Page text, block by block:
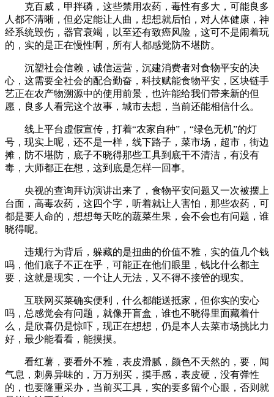
克百威，甲拌磷，这些禁用农药，毒性有多大，可能良多
人都不清晰，但必定能让人曲，想想就后怕，对人体健康，神
经系统毁伤，器官衰竭，以至还有致癌风险，这可不是闹着玩
的，实的是正在慢性啊，所有人都感觉防不堪防。
沉塑社会信赖，诚信运营，沉建消费者对食物平安的决
心，这需要全社会的配合勤奋，科技赋能食物平安，区块链手
艺正在农产物溯源中的使用前景，也许能给我们带来新的但
愿，良多人看完这个故事，城市去想，当前还能相信什么。
线上平台虚假宣传，打着“农家自种”，“绿色无机”的灯
号，现实上呢，还不是一样，线下路子，菜市场，超市，街边
摊，防不堪防，底子不晓得那些工具到底干不清洁，有没有
毒，大师都正在想，这到底是怎样一回事。
央视的查询拜访演讲出来了，食物平安问题又一次被摆上
台面，高毒农药，这四个字，听着就让人害怕，那些农药，可
都是要人命的，想想每天吃的蔬菜生果，会不会也有问题，谁
晓得呢。
违规行为背后，躲藏的是扭曲的价值不雅，实的值几个钱
吗，他们底子不正在乎，可能正在他们眼里，钱比什么都主
要，这就是现实，一个让人无法，又不得不接管的现实。
互联网买菜确实便利，什么都能送抵家，但你实的安心
吗，总感觉会有问题，就像开盲盒，谁也不晓得里面藏着什
么，是欣喜仍是惊吓，现正在想想，仍是本人去菜市场挑比力
好，最少能看看，能摸摸。
看红薯，要看外不雅，表皮滑腻，颜色不天然的，要，闻
气息，刺鼻异味的，万万别买，摸手感，表皮硬，没有弹性
的，也要隆重采办，当前买工具，实的要多留个心眼，否则就